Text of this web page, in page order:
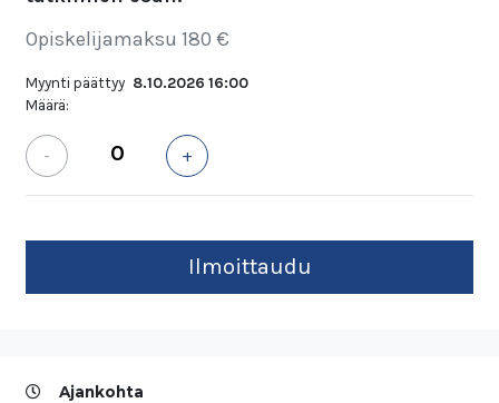
Opiskelijamaksu 180 €
Myynti päättyy 8.10.2026 16:00
Määrä:
- +
Ajankohta